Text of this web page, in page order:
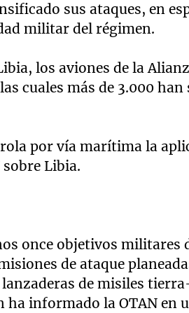
sus ataques, en
militar del régimen.
los aviones de la
cuales más de 3.000 han
por vía marítima la
Libia.
once objetivos militares
de ataque
de misiles
informado la OTAN en